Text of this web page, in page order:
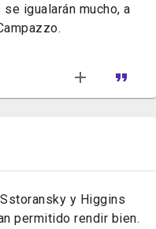
igualarán mucho, a
y Higgins
permitido rendir bien.